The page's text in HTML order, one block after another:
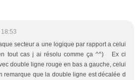
secteur a une logique par rapport a celui
tout cas j ai résolu comme ça ^^) Ex ci
double ligne rouge en bas a gauche, celui
remarque que la double ligne est décalée d